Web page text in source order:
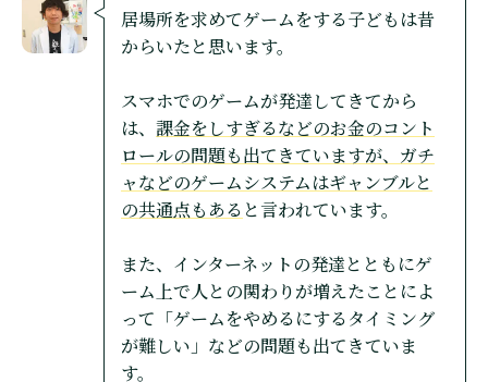
居場所を求めてゲームをする子どもは昔
からいたと思います。
スマホでのゲームが発達してきてから
は、 課金をしすぎるなどのお金のコント
ロールの問題も出てきていますが、ガチ
ャなどのゲームシステムはギャンブルと
の共通点もある と言われています。
また、インターネットの発達とともにゲ
ーム上で人との関わりが増えたことによ
って「ゲームをやめるにするタイミング
が難しい」などの問題も出てきていま
す。